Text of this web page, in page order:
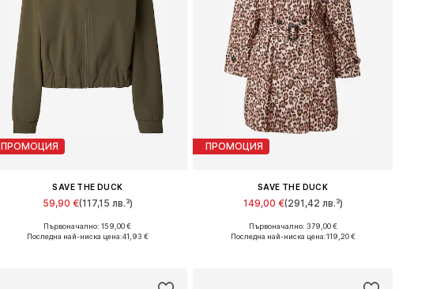
ПРОМОЦИЯ
SAVE THE DUCK
59,90 €(117,15 лв.³)
Налични размери: L, XL, XXL
Първоначално: 159,00 €
Последна най-ниска цена:41,93 €
ПРОМОЦИЯ
SAVE THE DUCK
149,00 €(291,42 лв.³)
Налични размери: S, M, L, XL
Първоначално: 379,00 €
Последна най-ниска цена:119,20 €